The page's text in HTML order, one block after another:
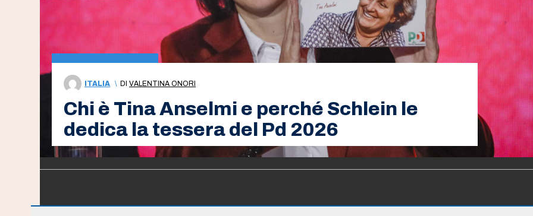
ITALIA \ DI VALENTINA ONORI
Chi è Tina Anselmi e perché Schlein le
dedica la tessera del Pd 2026